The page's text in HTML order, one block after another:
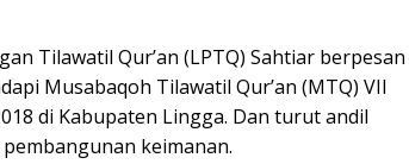
Tilawatil Qur’an (LPTQ) Sahtiar
Musabaqoh Tilawatil Qur’an (MTQ) VII
di Kabupaten Lingga. Dan turut andil
keimanan.